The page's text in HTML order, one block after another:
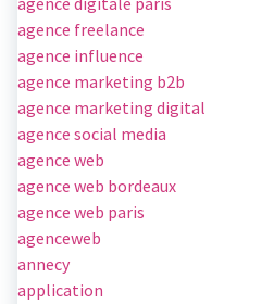
agence freelance
agence influence
agence marketing b2b
agence marketing digital
agence social media
agence web
agence web bordeaux
agence web paris
agenceweb
annecy
application